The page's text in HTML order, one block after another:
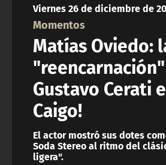
Viernes 26 de diciembre de
Momentos
Matías Oviedo:
Gustavo Cerati
Caigo!
El actor mostró sus dotes
Soda Stereo al ritmo del
ligera".